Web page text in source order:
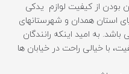
بودن از کیفیت لوازم یدکی
استان همدان و شهرستانهای
به امید اینکه رانندگان
با خیالی راحت در خیابان ها